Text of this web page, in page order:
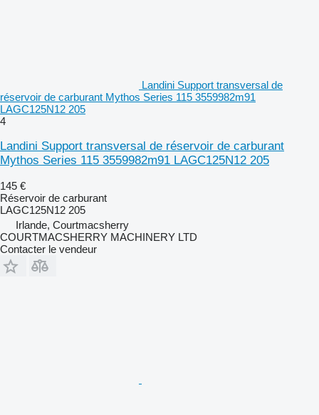
Landini Support transversal de
réservoir de carburant Mythos Series 115 3559982m91
LAGC125N12 205
4
Landini Support transversal de réservoir de carburant
Mythos Series 115 3559982m91 LAGC125N12 205
145 €
Réservoir de carburant
LAGC125N12 205
Irlande, Courtmacsherry
COURTMACSHERRY MACHINERY LTD
Contacter le vendeur